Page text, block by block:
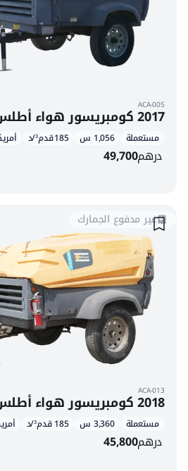
ACA-005
2017 كومبريسور هواء أطلس كوبكو XAS 185
مستعملة 1,056 س 185 قدم³/د
درهم49,700
غير مدفوع الجمارك
ACA-013
2018 كومبريسور هواء أطلس كوبكو XAS 185
مستعملة 3,360 س 185 قدم³/د
درهم45,800